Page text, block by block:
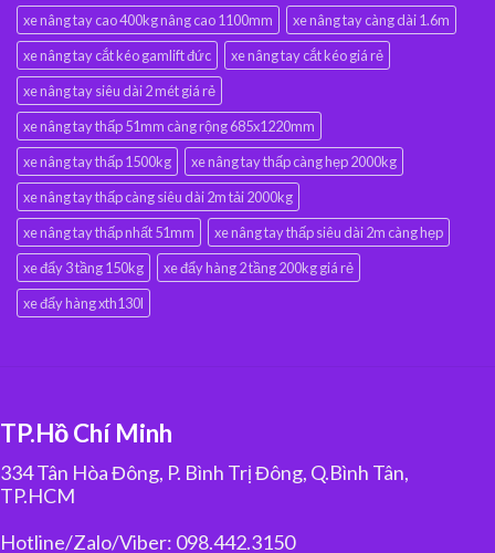
xe nâng tay cao 400kg nâng cao 1100mm
xe nâng tay càng dài 1.6m
xe nâng tay cắt kéo gamlift đức
xe nâng tay cắt kéo giá rẻ
xe nâng tay siêu dài 2 mét giá rẻ
xe nâng tay thấp 51mm càng rộng 685x1220mm
xe nâng tay thấp 1500kg
xe nâng tay thấp càng hẹp 2000kg
xe nâng tay thấp càng siêu dài 2m tải 2000kg
xe nâng tay thấp nhất 51mm
xe nâng tay thấp siêu dài 2m càng hẹp
xe đẩy 3 tầng 150kg
xe đẩy hàng 2 tầng 200kg giá rẻ
xe đẩy hàng xth130l
TP.Hồ Chí Minh
334 Tân Hòa Đông, P. Bình Trị Đông, Q.Bình Tân,
TP.HCM
Hotline/Zalo/Viber: 098.442.3150